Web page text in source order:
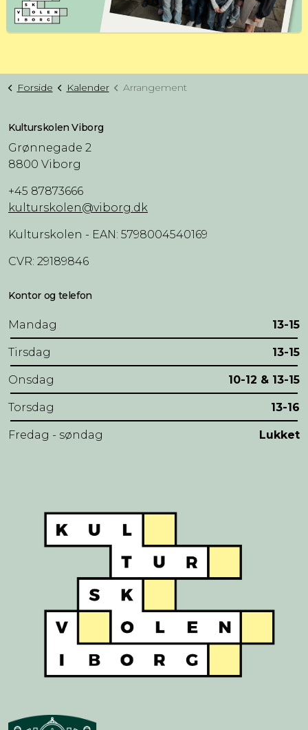
Forside Kalender Arrangement
Kulturskolen Viborg
Grønnegade 2
8800 Viborg
+45 87873666
kulturskolen@viborg.dk
Kulturskolen - EAN: 5798004540169
CVR: 29189846
Kontor og telefon
Mandag 13-15
Tirsdag 13-15
Onsdag 10-12 & 13-15
Torsdag 13-16
Fredag - søndag Lukket